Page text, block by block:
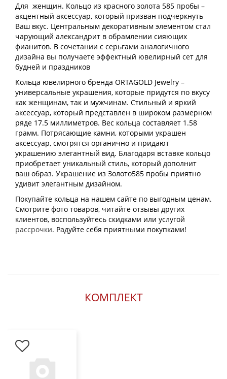
Для женщин. Кольцо из красного золота 585 пробы –
акцентный аксессуар, который призван подчеркнуть
Ваш вкус. Центральным декоративным элементом стал
чарующий александрит в обрамлении сияющих
фианитов. В сочетании с серьгами аналогичного
дизайна вы получаете эффектный ювелирный сет для
будней и праздников
Кольца ювелирного бренда ORTAGOLD Jewelry –
универсальные украшения, которые придутся по вкусу
как женщинам, так и мужчинам. Стильный и яркий
аксессуар, который представлен в широком размерном
ряде 17.5 миллиметров. Вес кольца составляет 1.58
грамм. Потрясающие камни, которыми украшен
аксессуар, смотрятся органично и придают
украшению элегантный вид. Благодаря вставке кольцо
приобретает уникальный стиль, который дополнит
ваш образ. Украшение из Золото585 пробы приятно
удивит элегантным дизайном.
Покупайте кольца на нашем сайте по выгодным ценам.
Смотрите фото товаров, читайте отзывы других
клиентов, воспользуйтесь скидками или услугой
рассрочки. Радуйте себя приятными покупками!
КОМПЛЕКТ